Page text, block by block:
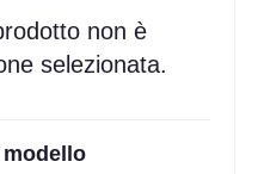
non è
selezionata.